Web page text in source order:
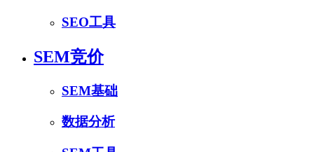
SEO工具
SEM竞价
SEM基础
数据分析